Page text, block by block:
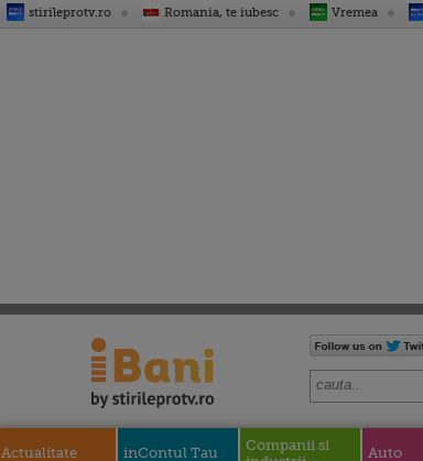
stirileprotv.ro Romania, te iubesc Vremea
Actualitate inContul Tau
Companii si
Auto